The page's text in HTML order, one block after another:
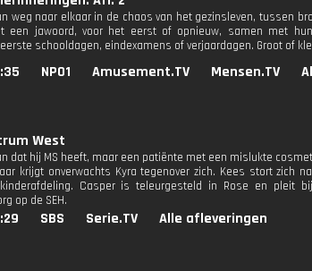
weg naar elkaar in de chaos van het gezinsleven, tussen
een jawoord, voor het eerst of opnieuw, samen met
schooldagen, eindexamens of verjaardagen. Groot of
NPO1 Amusement.TV Mensen.TV
West
dat hij MS heeft, maar een patiënte met een mislukte
krijgt onverwachts Kyra tegenover zich. Kees stort zich
Casper is teleurgesteld in Rose en pleit
op de SEH.
SBS Serie.TV Alle afleveringen